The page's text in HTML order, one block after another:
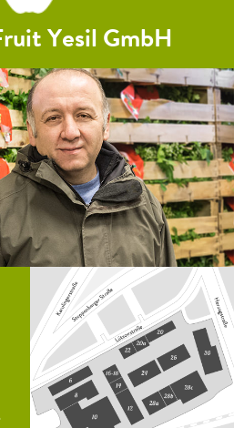
Yesil GmbH